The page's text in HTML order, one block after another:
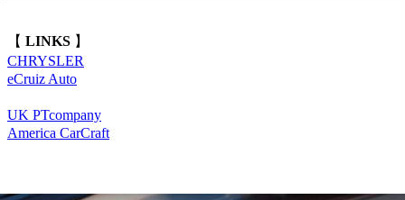
【 LINKS 】
CHRYSLER
eCruiz Auto
UK PTcompany
America CarCraft